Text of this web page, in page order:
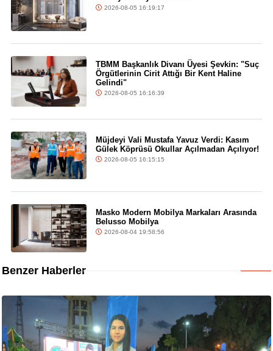
2026-08-05 16:19:17
TBMM Başkanlık Divanı Üyesi Şevkin: "Suç
Örgütlerinin Cirit Attığı Bir Kent Haline
Gelindi"
2026-08-05 16:16:39
Müjdeyi Vali Mustafa Yavuz Verdi: Kasım
Gülek Köprüsü Okullar Açılmadan Açılıyor!
2026-08-05 16:15:15
Masko Modern Mobilya Markaları Arasında
Belusso Mobilya
2026-08-04 19:58:56
Benzer Haberler